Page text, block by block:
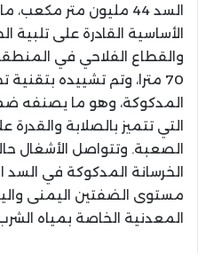
السد 44 مليون متر
الأساسية القادرة على تلبية
والقطاع الفلاحي في
70 مترا، وتم تشييده
المدكوكة، وهو ما يصنفه
التي تتميز بالصلابة
الصعبة. وتتواصل الأشغال
الخرسانة المدكوكة في السد
مستوى الضفتين اليمنى
المعدنية الخاصة بمياه